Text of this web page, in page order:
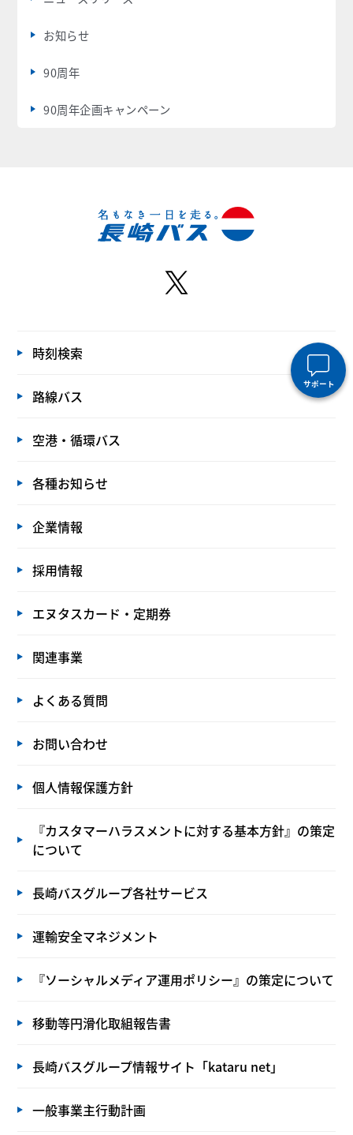
お知らせ
90周年
90周年企画キャンペーン
サポート
時刻検索
路線バス
空港・循環バス
各種お知らせ
企業情報
採用情報
エヌタスカード・定期券
関連事業
よくある質問
お問い合わせ
個人情報保護方針
『カスタマーハラスメントに対する基本方針』の策定
について
長崎バスグループ各社サービス
運輸安全マネジメント
『ソーシャルメディア運用ポリシー』の策定について
移動等円滑化取組報告書
長崎バスグループ情報サイト「kataru net」
一般事業主行動計画